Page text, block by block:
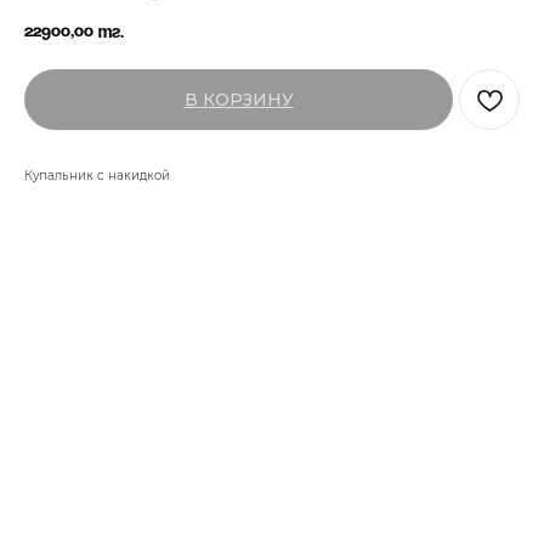
22900,00 тг.
В КОРЗИНУ
Купальник с накидкой